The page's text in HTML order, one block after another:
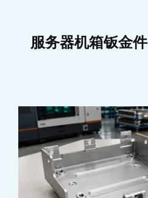
服务器机箱钣金件